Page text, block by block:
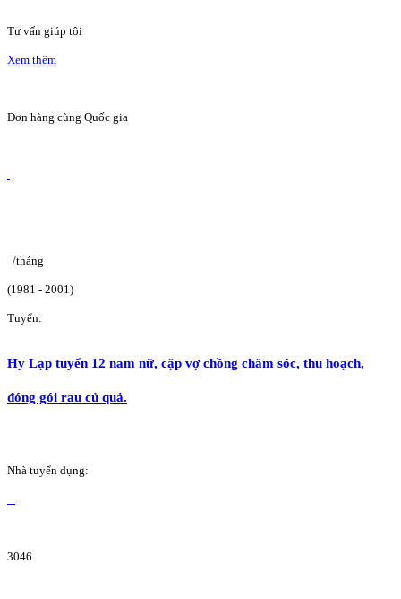
Tư vấn giúp tôi
Xem thêm
Đơn hàng cùng Quốc gia
/tháng
(1981 - 2001)
Tuyển:
Hy Lạp tuyển 12 nam nữ, cặp vợ chồng chăm sóc, thu hoạch,
đóng gói rau củ quả.
Nhà tuyển dụng:
3046